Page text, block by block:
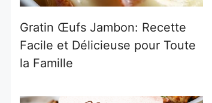
Gratin Œufs Jambon: Recette
Facile et Délicieuse pour Toute
la Famille